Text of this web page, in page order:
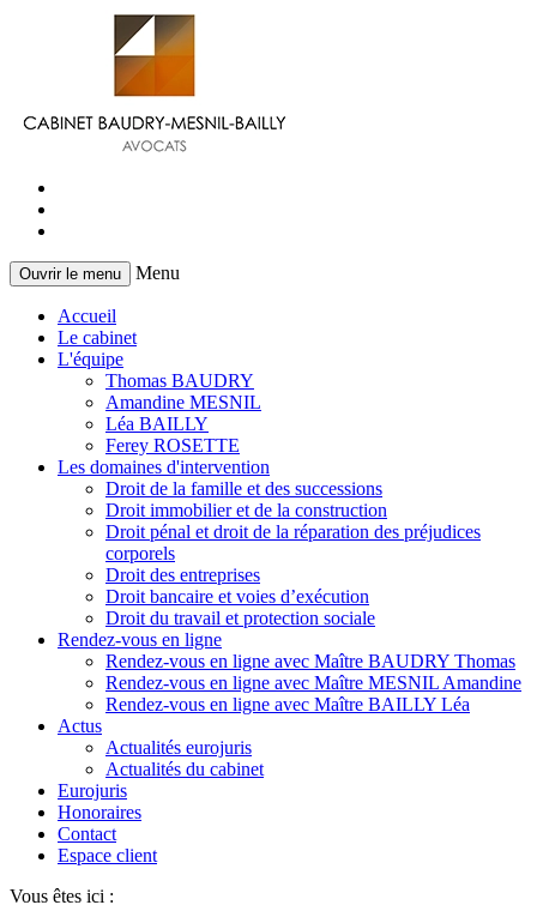
Ouvrir le menu Menu
Accueil
Le cabinet
L'équipe
Thomas BAUDRY
Amandine MESNIL
Léa BAILLY
Ferey ROSETTE
Les domaines d'intervention
Droit de la famille et des successions
Droit immobilier et de la construction
Droit pénal et droit de la réparation des préjudices
corporels
Droit des entreprises
Droit bancaire et voies d’exécution
Droit du travail et protection sociale
Rendez-vous en ligne
Rendez-vous en ligne avec Maître BAUDRY Thomas
Rendez-vous en ligne avec Maître MESNIL Amandine
Rendez-vous en ligne avec Maître BAILLY Léa
Actus
Actualités eurojuris
Actualités du cabinet
Eurojuris
Honoraires
Contact
Espace client
Vous êtes ici :